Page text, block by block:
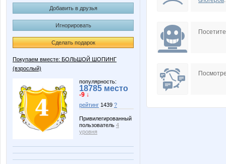
Добавить в друзья
Игнорировать
Сделать подарок
Покупаем вместе: БОЛЬШОЙ ШОПИНГ
(взрослый)
популярность:
18785 место
-9 ↓
рейтинг 1439 ?
Привилегированный
пользователь 4
уровня
sokolik26
Роузи